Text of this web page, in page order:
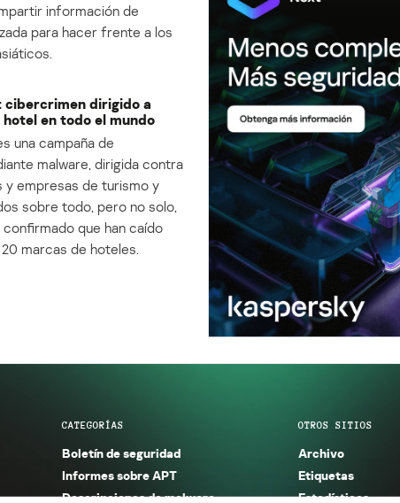
información de
para hacer frente a los
cibercrimen dirigido a
en todo el mundo
una campaña de
malware, dirigida contra
y empresas de turismo y
sobre todo, pero no solo,
confirmado que han caído
marcas de hoteles.
CATEGORÍAS
Boletín de seguridad
Informes sobre APT
Descripciones de malware
OTROS SITIOS
Archivo
Etiquetas
Estadísticas